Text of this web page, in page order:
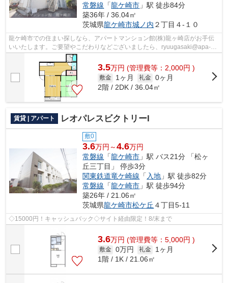
常磐線 「龍ケ崎市 」駅 徒歩84分
築36年 / 36.04㎡
茨城県龍ケ崎市城ノ内 ２丁目４-１０
龍ケ崎市での住まい探しなら、アパートマンション館(株)龍ヶ崎店がお手伝
いいたします。ご要望やこだわりなどございましたら、ryuugasaki@apa-
to.co.jpにてお申し付け下さい。お部屋探...
3.5万円 (管理費等：2,000円 )
敷金 1ヶ月 礼金 0ヶ月
2階 / 2DK / 36.04㎡
賃貸 | アパート レオパレスビクトリーI
敷0
3.6万円～4.6万円
常磐線 「龍ケ崎市 」駅 バス21分 「松ヶ
丘三丁目」 停歩3分
関東鉄道竜ケ崎線 「 入地 」駅 徒歩82分
常磐線 「龍ケ崎市 」駅 徒歩94分
築26年 / 21.06㎡
茨城県龍ケ崎市松ケ丘 ４丁目5-11
◇15000円！キャッシュバック◇サイト経由限定！8/末まで
3.6万円 (管理費等：5,000円 )
敷金 0万円 礼金
1ヶ月
1階 / 1K / 21.06㎡